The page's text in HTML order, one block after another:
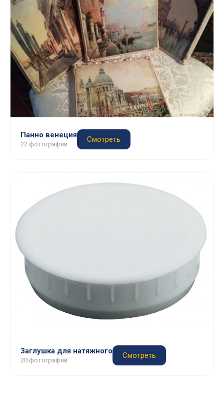
Панно венеция
22 фотографии
Смотреть
Заглушка для натяжного
20 фотографий
Смотреть